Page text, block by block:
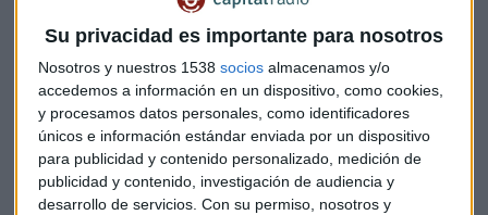
Su privacidad es importante para nosotros
Nosotros y nuestros 1538 socios almacenamos y/o
accedemos a información en un dispositivo, como cookies,
y procesamos datos personales, como identificadores
únicos e información estándar enviada por un dispositivo
para publicidad y contenido personalizado, medición de
publicidad y contenido, investigación de audiencia y
desarrollo de servicios. Con su permiso, nosotros y